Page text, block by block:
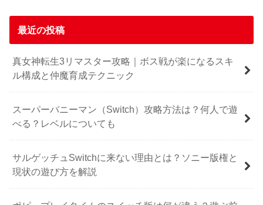
最近の投稿
真女神転生3リマスター攻略｜ボス戦が楽になるスキ
ル構成と仲魔育成テクニック
スーパーバニーマン（Switch）攻略方法は？何人で遊
べる？レベルについても
サルゲッチュSwitchに来ない理由とは？ソニー版権と
現状の遊び方を解説